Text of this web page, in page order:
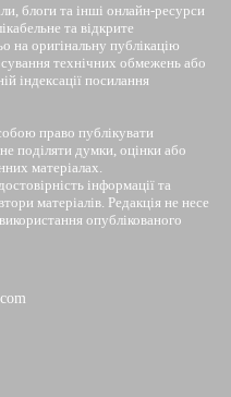
блоги та інші онлайн-ресурси
та відкрите
на оригінальну публікацію
технічних обмежень або
індексації посилання
право публікувати
поділяти думки, оцінки або
матеріалах.
інформації та
матеріалів. Редакція не несе
опублікованого